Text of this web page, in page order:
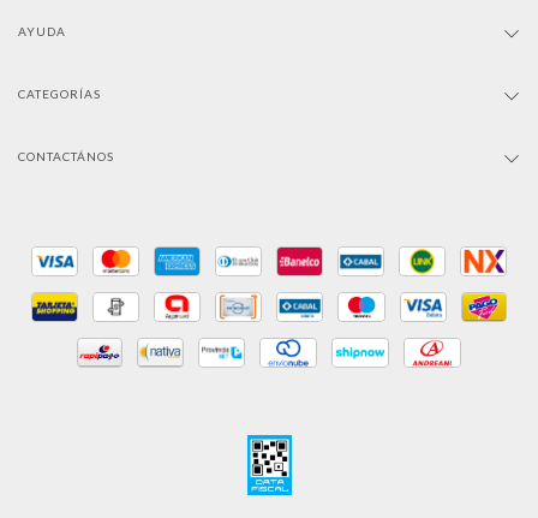
AYUDA
CATEGORÍAS
CONTACTÁNOS